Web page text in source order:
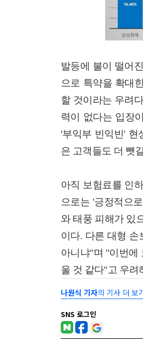
발등에 불이 떨어
으로 특약을 확대
할 것이라는 우려
력이 없다는 입장
'부익부 빈익빈' 현
은 고객들도 더 뺏
아직 보험료를 인
으로는 '긍정적으
와 태풍 피해가 있
이다. 다른 대형
아니냐"며 "이번에
울 것 같다"고 우려
나원식 기자의 기사 더 보
SNS 로그인